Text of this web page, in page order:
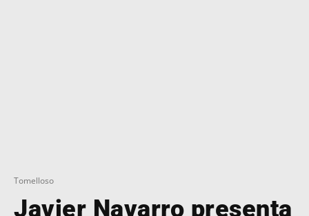
Tomelloso
Javier Navarro presenta